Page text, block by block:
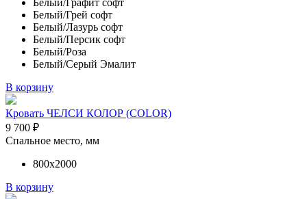
Белый/Грей софт
Белый/Лазурь софт
Белый/Персик софт
Белый/Роза
Белый/Серый Эмалит
В корзину
Кровать ЧЕЛСИ КОЛОР (COLOR)
9 700 ₽
Спальное место, мм
800х2000
В корзину